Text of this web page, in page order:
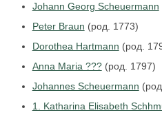
Johann Georg Scheuermann
Peter Braun (род. 1773)
Dorothea Hartmann (род.
Anna Maria ???(род. 1797)
Johannes Scheuermann
1. Katharina Elisabeth